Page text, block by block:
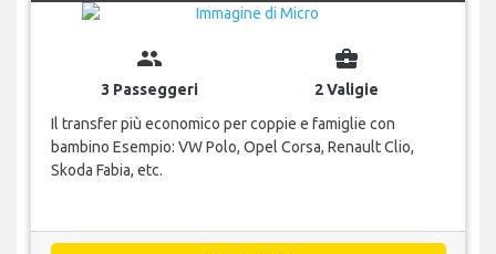
group
3 Passeggeri
business_center
2 Valigie
Il transfer più economico per coppie e famiglie con
bambino Esempio: VW Polo, Opel Corsa, Renault Clio,
Skoda Fabia, etc.